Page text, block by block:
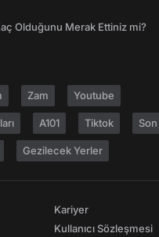
Olduğunu Merak Ettiniz mi?
Zam Youtube
A101 Tiktok
Gezilecek Yerler
Kariyer
Kullanıcı Sözleşmesi